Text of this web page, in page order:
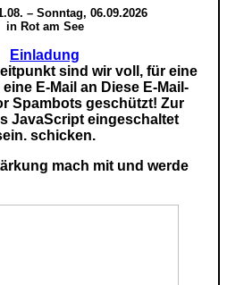
– Sonntag, 06.09.2026
in Rot am See
Einladung
sind wir voll, für eine
E-Mail an Diese E-Mail-
Spambots geschützt! Zur
JavaScript eingeschaltet
schicken.
mach mit und werde